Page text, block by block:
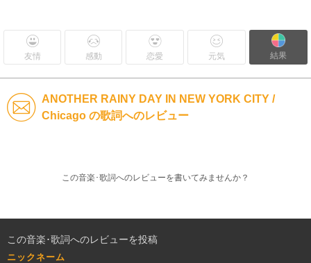
友情 感動 恋愛 元気 結果
ANOTHER RAINY DAY IN NEW YORK CITY /
Chicago の歌詞へのレビュー
この音楽･歌詞へのレビューを書いてみませんか？
この音楽･歌詞へのレビューを投稿
ニックネーム